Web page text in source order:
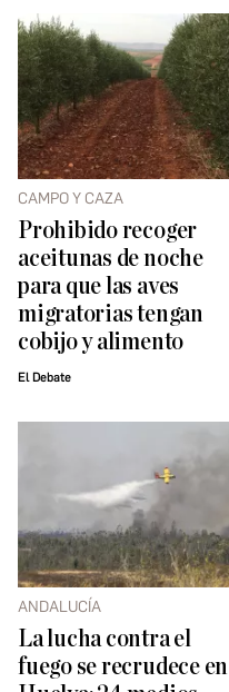
CAMPO Y CAZA
Prohibido recoger
aceitunas de noche
para que las aves
migratorias tengan
cobijo y alimento
El Debate
ANDALUCÍA
La lucha contra el
fuego se recrudece en